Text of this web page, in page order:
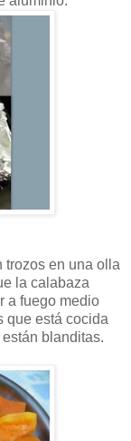
trozos en una olla
la calabaza
a fuego medio
que está cocida
blanditas.